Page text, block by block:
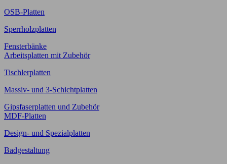
OSB-Platten
Sperrholzplatten
Fensterbänke
Arbeitsplatten mit Zubehör
Tischlerplatten
Massiv- und 3-Schichtplatten
Gipsfaserplatten und Zubehör
MDF-Platten
Design- und Spezialplatten
Badgestaltung